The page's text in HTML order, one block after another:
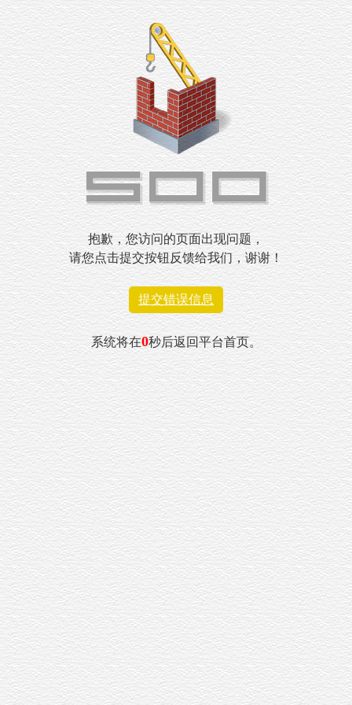
抱歉，您访问的页面出现问题，
请您点击提交按钮反馈给我们，谢谢！
提交错误信息
系统将在0秒后返回平台首页。